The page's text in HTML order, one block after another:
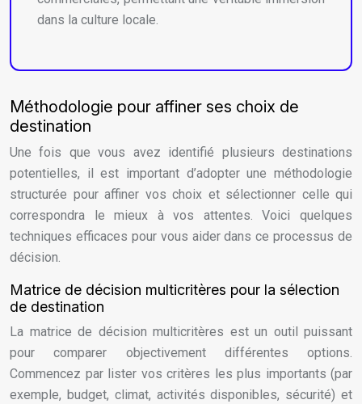
dans la culture locale.
Méthodologie pour affiner ses choix de
destination
Une fois que vous avez identifié plusieurs destinations
potentielles, il est important d’adopter une méthodologie
structurée pour affiner vos choix et sélectionner celle qui
correspondra le mieux à vos attentes. Voici quelques
techniques efficaces pour vous aider dans ce processus de
décision.
Matrice de décision multicritères pour la sélection
de destination
La matrice de décision multicritères est un outil puissant
pour comparer objectivement différentes options.
Commencez par lister vos critères les plus importants (par
exemple, budget, climat, activités disponibles, sécurité) et